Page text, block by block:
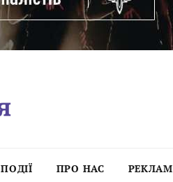
ПОДІЇ ПРО НАС